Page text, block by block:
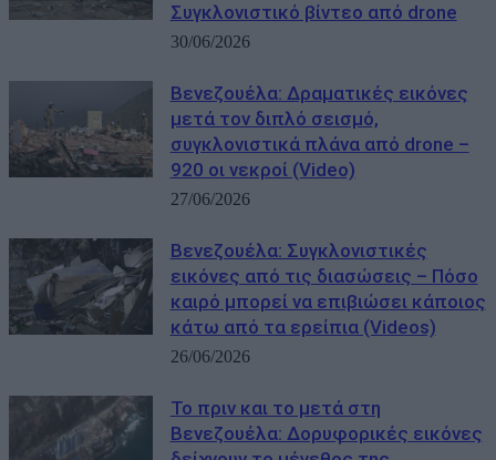
Συγκλονιστικό βίντεο από drone
30/06/2026
Βενεζουέλα: Δραματικές εικόνες
μετά τον διπλό σεισμό,
συγκλονιστικά πλάνα από drone –
920 οι νεκροί (Video)
27/06/2026
Βενεζουέλα: Συγκλονιστικές
εικόνες από τις διασώσεις – Πόσο
καιρό μπορεί να επιβιώσει κάποιος
κάτω από τα ερείπια (Videos)
26/06/2026
Το πριν και το μετά στη
Βενεζουέλα: Δορυφορικές εικόνες